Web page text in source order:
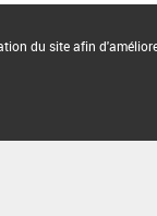
DATE DE FIN
du site afin